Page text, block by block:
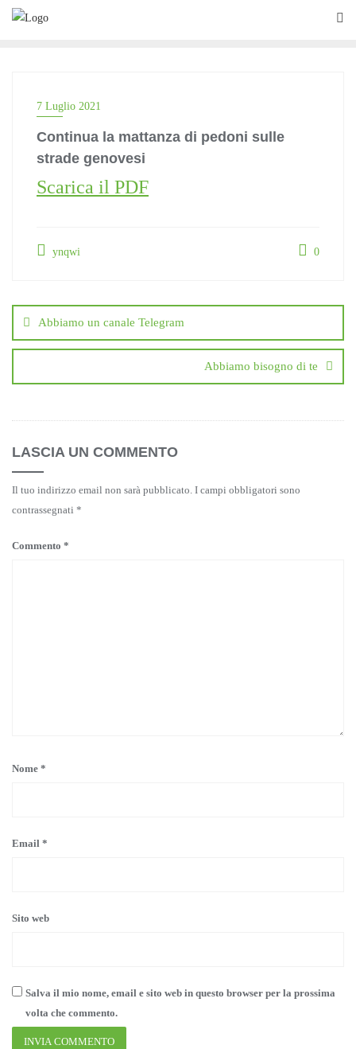
Skip
7 Luglio 2021
Continua la mattanza di pedoni sulle
strade genovesi
Scarica il PDF
ynqwi 0
articoli
Abbiamo un canale Telegram
Abbiamo bisogno di te
LASCIA UN COMMENTO
Il tuo indirizzo email non sarà pubblicato. I campi obbligatori sono
contrassegnati *
Commento *
Nome *
Email *
Sito web
Salva il mio nome, email e sito web in questo browser per la prossima
volta che commento.